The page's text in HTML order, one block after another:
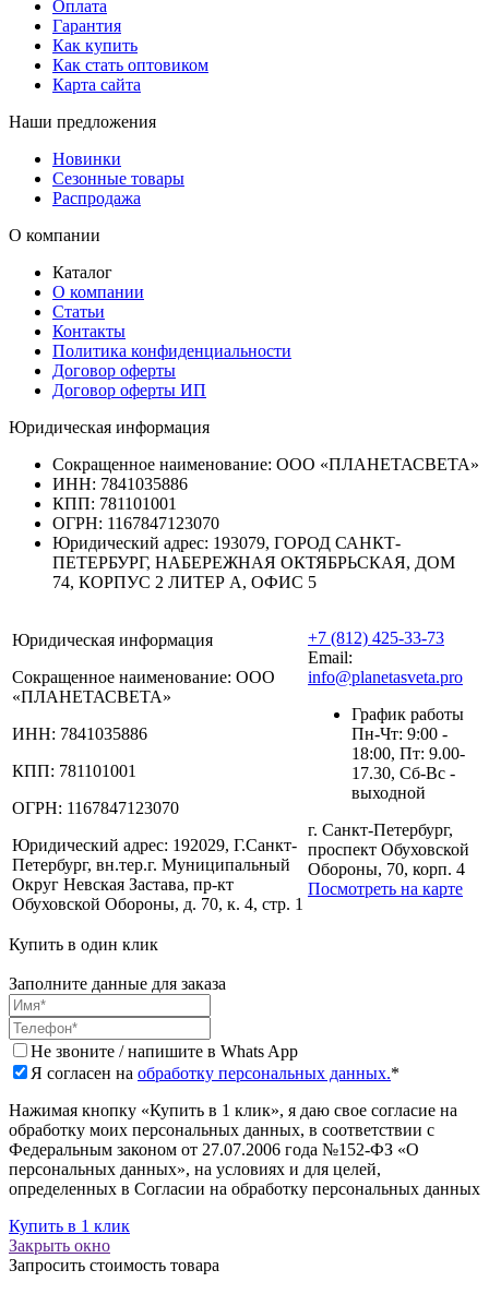
Оплата
Гарантия
Как купить
Как стать оптовиком
Карта сайта
Наши предложения
Новинки
Сезонные товары
Распродажа
О компании
Каталог
О компании
Статьи
Контакты
Политика конфиденциальности
Договор оферты
Договор оферты ИП
Юридическая информация
Сокращенное наименование: ООО «ПЛАНЕТАСВЕТА»
ИНН: 7841035886
КПП: 781101001
ОГРН: 1167847123070
Юридический адрес: 193079, ГОРОД САНКТ-
ПЕТЕРБУРГ, НАБЕРЕЖНАЯ ОКТЯБРЬСКАЯ, ДОМ
74, КОРПУС 2 ЛИТЕР А, ОФИС 5
Юридическая информация
Сокращенное наименование: ООО
«ПЛАНЕТАСВЕТА»
ИНН: 7841035886
КПП: 781101001
ОГРН: 1167847123070
Юридический адрес: 192029, Г.Санкт-
Петербург, вн.тер.г. Муниципальный
Округ Невская Застава, пр-кт
Обуховской Обороны, д. 70, к. 4, стр. 1
+7 (812) 425-33-73
Email:
info@planetasveta.pro
График работы
Пн-Чт: 9:00 -
18:00, Пт: 9.00-
17.30, Сб-Вс -
выходной
г. Санкт-Петербург,
проспект Обуховской
Обороны, 70, корп. 4
Посмотреть на карте
Купить в один клик
Заполните данные для заказа
Не звоните / напишите в Whats App
Я согласен на обработку персональных данных.*
Нажимая кнопку «Купить в 1 клик», я даю свое согласие на
обработку моих персональных данных, в соответствии с
Федеральным законом от 27.07.2006 года №152-ФЗ «О
персональных данных», на условиях и для целей,
определенных в Согласии на обработку персональных данных
Купить в 1 клик
Закрыть окно
Запросить стоимость товара